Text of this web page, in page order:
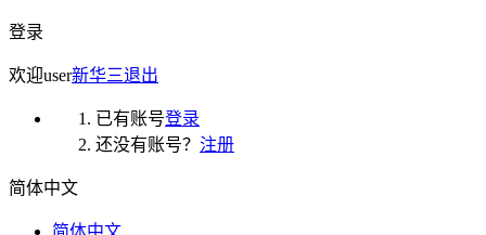
登录
欢迎user新华三退出
已有账号登录
还没有账号？ 注册
简体中文
简体中文